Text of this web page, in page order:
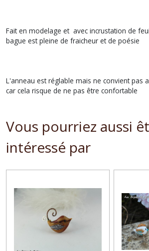
Fait en modelage et avec incrustation de
bague est pleine de fraicheur et de poésie
L'anneau est réglable mais ne convient pas
car cela risque de ne pas être confortable
Vous pourriez aussi
intéressé par